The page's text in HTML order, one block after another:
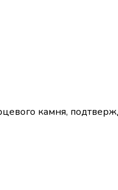
камня,